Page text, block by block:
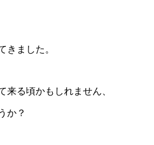
きました。
来る頃かもしれません、
か？